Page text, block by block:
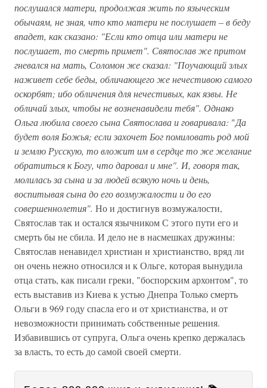
послушался матери, продолжая жить по языческим
обычаям, не зная, что кто матери не послушает – в беду
впадет, как сказано: "Если кто отца или матери не
послушает, то смерть примет". Святослав же притом
гневался на мать, Соломон же сказал: "Поучающий злых
наживет себе беды, обличающего же нечестивою самого
оскорбят; ибо обличения для нечестивых, как язвы. Не
обличай злых, чтобы не возненавидели тебя". Однако
Ольга любила своего сына Святослава и говаривала: "Да
будет воля Божья; если захочет Бог помиловать род мой
и землю Русскую, то вложит им в сердце то же желание
обратиться к Богу, что даровал и мне". И, говоря так,
молилась за сына и за людей всякую ночь и день,
воспитывая сына до его возмужалости и до его
совершеннолетия". Но и достигнув возмужалости,
Святослав так и остался язычником С этого пути его и
смерть бы не сбила. И дело не в насмешках дружины:
Святослав ненавидел христиан и христианство, вряд ли
он очень нежно относился и к Ольге, которая вынудила
отца стать, как писали греки, "боспорским архонтом", то
есть выставив из Киева к устью Днепра Только смерть
Ольги в 969 году спасла его и от христианства, и от
невозможности принимать собственные решения.
Избавившись от супруга, Ольга очень крепко держалась
за власть, то есть до самой своей смерти.